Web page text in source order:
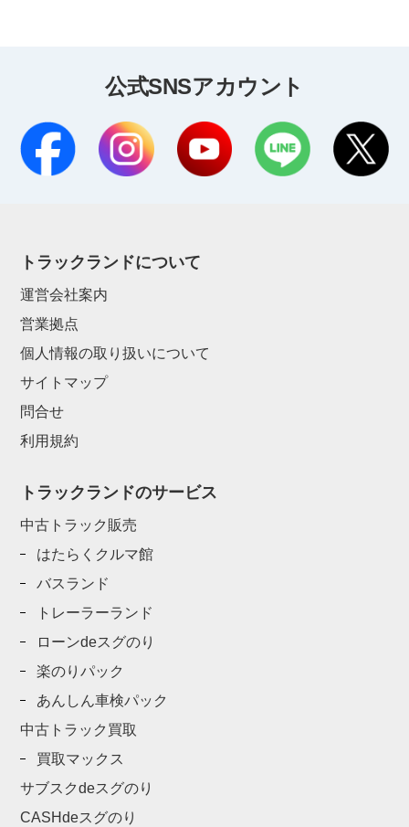
公式SNSアカウント
トラックランドについて
運営会社案内
営業拠点
個人情報の取り扱いについて
サイトマップ
問合せ
利用規約
トラックランドのサービス
中古トラック販売
はたらくクルマ館
バスランド
トレーラーランド
ローンdeスグのり
楽のりパック
あんしん車検パック
中古トラック買取
買取マックス
サブスクdeスグのり
CASHdeスグのり